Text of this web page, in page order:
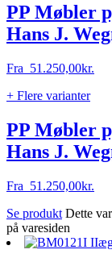
PP Møbler
Hans J.
Fra 51.250,00kr.
+ Flere varianter
PP Møbler
Hans J.
Fra 51.250,00kr.
Se produkt Dette
på varesiden